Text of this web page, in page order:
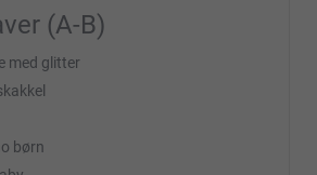
(A-B)
med glitter
børn